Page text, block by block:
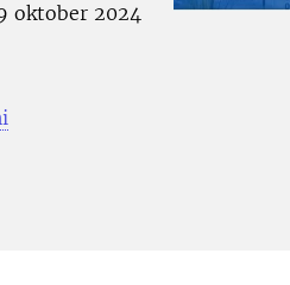
oktober 2024